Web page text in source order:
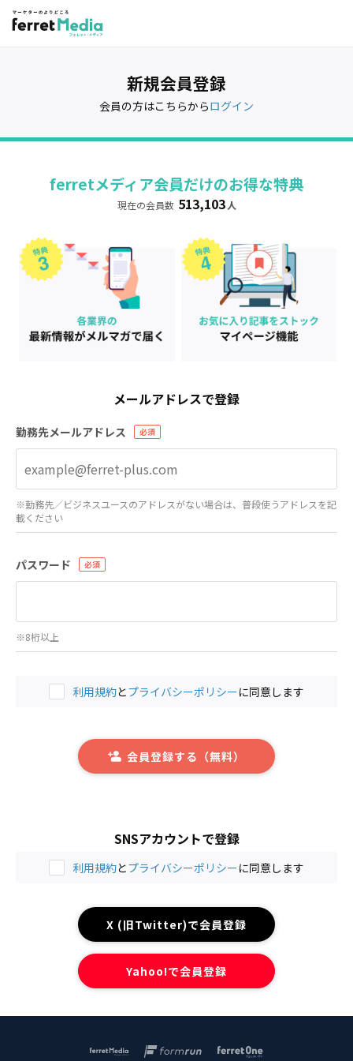
新規会員登録
会員の方はこちらからログイン
ferretメディア会員だけのお得な特典
現在の会員数 513,103 人
SNSアカウントで登録
利用規約とプライバシーポリシーに同意します
X (旧Twitter)で会員登録
Yahoo!で会員登録
メールアドレスで登録
勤務先メールアドレス
※勤務先／ビジネスユースのアドレスがない場合は、普段使うアドレスを記
載ください
パスワード
※8桁以上
利用規約とプライバシーポリシーに同意します
会員登録する（無料）